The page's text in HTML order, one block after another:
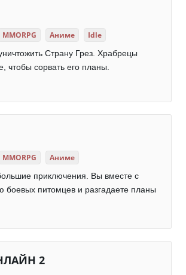
MMORPG Аниме Idle
Страну Грез. Храбрецы
чтобы сорвать его планы.
MMORPG Аниме
приключения. Вы вместе с
боевых питомцев и разгадаете планы
2